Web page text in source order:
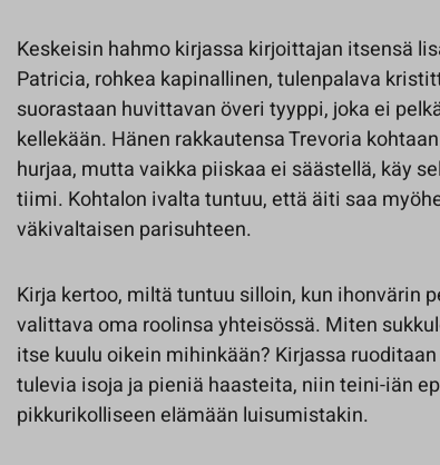
Keskeisin hahmo kirjassa kirjoittajan itsensä
Patricia, rohkea kapinallinen, tulenpalava
suorastaan huvittavan överi tyyppi, joka ei
kellekään. Hänen rakkautensa Trevoria
hurjaa, mutta vaikka piiskaa ei säästellä, käy
tiimi. Kohtalon ivalta tuntuu, että äiti saa
väkivaltaisen parisuhteen.
Kirja kertoo, miltä tuntuu silloin, kun ihonvärin
valittava oma roolinsa yhteisössä. Miten
itse kuulu oikein mihinkään? Kirjassa
tulevia isoja ja pieniä haasteita, niin teini-iän
pikkurikolliseen elämään luisumistakin.